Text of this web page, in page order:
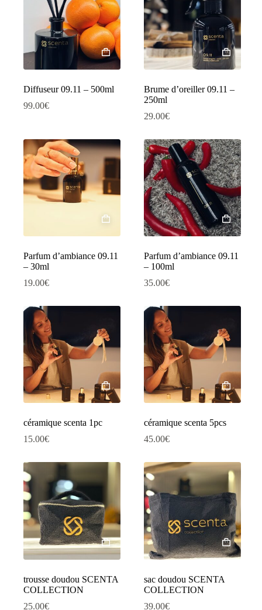
Diffuseur 09.11 – 500ml
99.00€
Brume d’oreiller 09.11 –
250ml
29.00€
Parfum d’ambiance 09.11
– 30ml
19.00€
Parfum d’ambiance 09.11
– 100ml
35.00€
céramique scenta 1pc
15.00€
céramique scenta 5pcs
45.00€
trousse doudou SCENTA
COLLECTION
25.00€
sac doudou SCENTA
COLLECTION
39.00€